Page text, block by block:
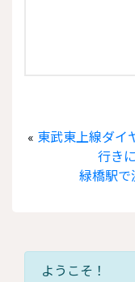
« 東武東上線ダイ
行き
緑橋駅で
ようこそ！